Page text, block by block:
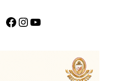
Facebook InstagramYouTube